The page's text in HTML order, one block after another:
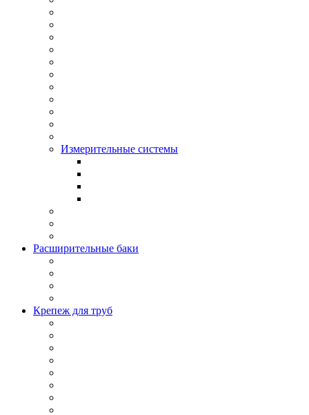
Измерительные системы
Расширительные баки
Крепеж для труб